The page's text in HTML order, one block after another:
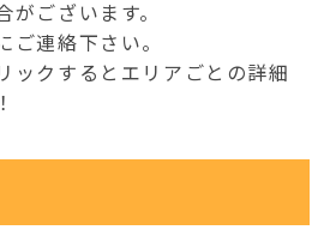
ございます。
ご連絡下さい。
ックするとエリアごとの詳細